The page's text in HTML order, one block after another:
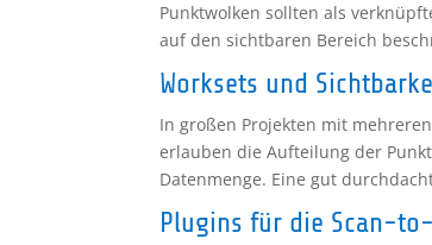
Punktwolken sollten als
auf den sichtbaren Bereich
Worksets und
In großen Projekten mit
erlauben die Aufteilung der
Datenmenge. Eine gut
Plugins für die Scan-